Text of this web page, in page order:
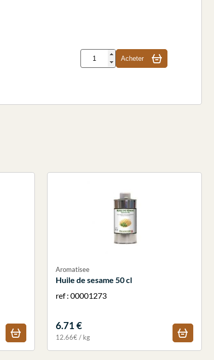
Acheter
Aromatisee
Huile de sesame 50 cl
ref : 00001273
6.71 €
12.66€ / kg